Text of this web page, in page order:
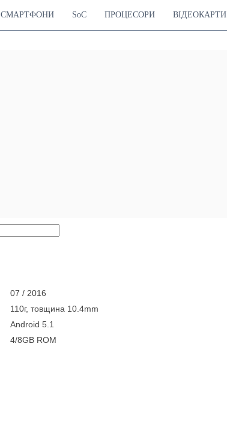
СМАРТФОНИ SoC ПРОЦЕСОРИ ВІДЕОКАРТИ
07 / 2016
110г, товщина 10.4mm
Android 5.1
4/8GB ROM